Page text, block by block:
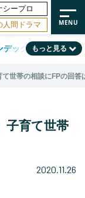
シープロ
人間ドラマ
デックスファンド
投資 #30代
DC #退職金 #50代
もっと見る
て世帯の相談にFPの回答
子育て世帯
2020.11.26